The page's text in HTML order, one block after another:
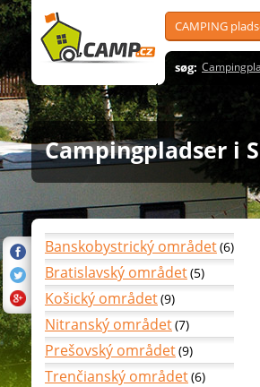
CAMPING
søg:
Campingpladser i
Banskobystrický området(6)
Bratislavský området(5)
Košický området(9)
Nitranský området(7)
Prešovský området(9)
Trenčianský området(6)